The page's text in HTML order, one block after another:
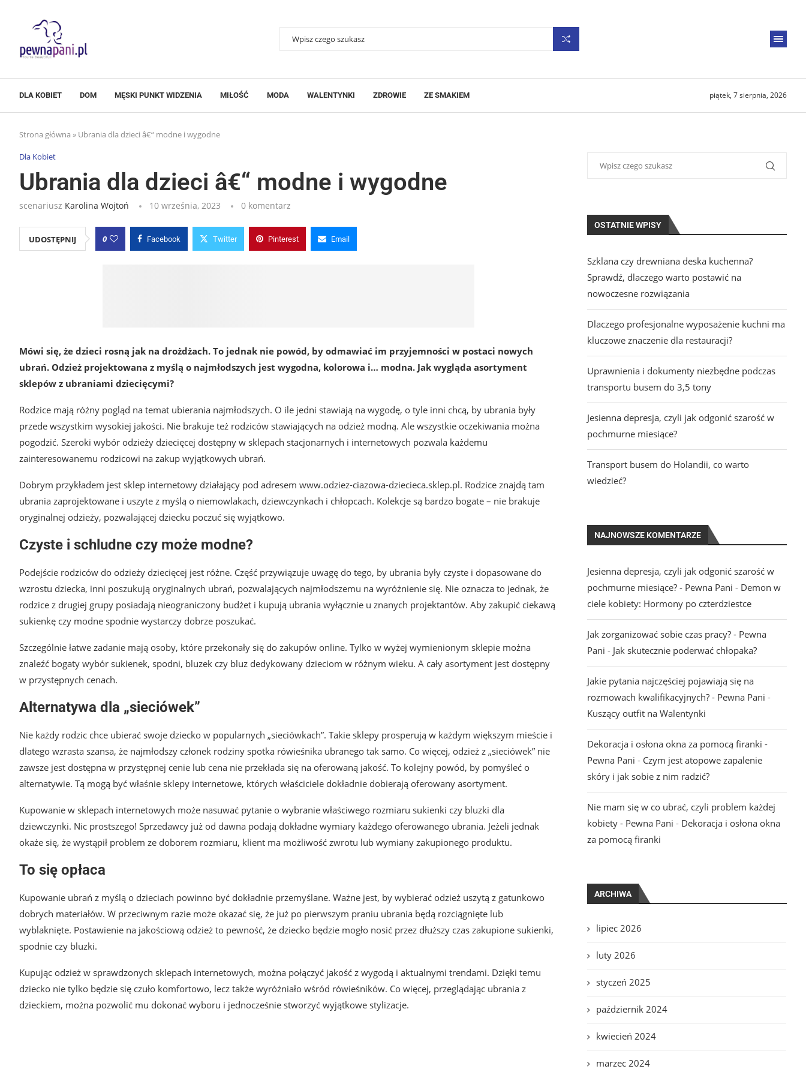
DLA KOBIET DOM MĘSKI PUNKT WIDZENIA MIŁOŚĆ MODA WALENTYNKI ZDROWIE ZE SMAKIEM piątek, 7 sierpnia, 2026
Strona główna » Ubrania dla dzieci â€“ modne i wygodne
Dla Kobiet
Ubrania dla dzieci â€“ modne i wygodne
scenariusz Karolina Wojtoń 10 września, 2023 0 komentarz
UDOSTĘPNIJ 0 Facebook Twitter Pinterest Email
Mówi się, że dzieci rosną jak na drożdżach. To jednak nie powód, by odmawiać im przyjemności w postaci nowych
ubrań. Odzież projektowana z myślą o najmłodszych jest wygodna, kolorowa i… modna. Jak wygląda asortyment
sklepów z ubraniami dziecięcymi?
Rodzice mają różny pogląd na temat ubierania najmłodszych. O ile jedni stawiają na wygodę, o tyle inni chcą, by ubrania były
przede wszystkim wysokiej jakości. Nie brakuje też rodziców stawiających na odzież modną. Ale wszystkie oczekiwania można
pogodzić. Szeroki wybór odzieży dziecięcej dostępny w sklepach stacjonarnych i internetowych pozwala każdemu
zainteresowanemu rodzicowi na zakup wyjątkowych ubrań.
Dobrym przykładem jest sklep internetowy działający pod adresem www.odziez-ciazowa-dziecieca.sklep.pl. Rodzice znajdą tam
ubrania zaprojektowane i uszyte z myślą o niemowlakach, dziewczynkach i chłopcach. Kolekcje są bardzo bogate – nie brakuje
oryginalnej odzieży, pozwalającej dziecku poczuć się wyjątkowo.
Czyste i schludne czy może modne?
Podejście rodziców do odzieży dziecięcej jest różne. Część przywiązuje uwagę do tego, by ubrania były czyste i dopasowane do
wzrostu dziecka, inni poszukują oryginalnych ubrań, pozwalających najmłodszemu na wyróżnienie się. Nie oznacza to jednak, że
rodzice z drugiej grupy posiadają nieograniczony budżet i kupują ubrania wyłącznie u znanych projektantów. Aby zakupić ciekawą
sukienkę czy modne spodnie wystarczy dobrze poszukać.
Szczególnie łatwe zadanie mają osoby, które przekonały się do zakupów online. Tylko w wyżej wymienionym sklepie można
znaleźć bogaty wybór sukienek, spodni, bluzek czy bluz dedykowany dzieciom w różnym wieku. A cały asortyment jest dostępny
w przystępnych cenach.
Alternatywa dla „sieciówek”
Nie każdy rodzic chce ubierać swoje dziecko w popularnych „sieciówkach”. Takie sklepy prosperują w każdym większym mieście i
dlatego wzrasta szansa, że najmłodszy członek rodziny spotka rówieśnika ubranego tak samo. Co więcej, odzież z „sieciówek” nie
zawsze jest dostępna w przystępnej cenie lub cena nie przekłada się na oferowaną jakość. To kolejny powód, by pomyśleć o
alternatywie. Tą mogą być właśnie sklepy internetowe, których właściciele dokładnie dobierają oferowany asortyment.
Kupowanie w sklepach internetowych może nasuwać pytanie o wybranie właściwego rozmiaru sukienki czy bluzki dla
dziewczynki. Nic prostszego! Sprzedawcy już od dawna podają dokładne wymiary każdego oferowanego ubrania. Jeżeli jednak
okaże się, że wystąpił problem ze doborem rozmiaru, klient ma możliwość zwrotu lub wymiany zakupionego produktu.
To się opłaca
Kupowanie ubrań z myślą o dzieciach powinno być dokładnie przemyślane. Ważne jest, by wybierać odzież uszytą z gatunkowo
dobrych materiałów. W przeciwnym razie może okazać się, że już po pierwszym praniu ubrania będą rozciągnięte lub
wyblaknięte. Postawienie na jakościową odzież to pewność, że dziecko będzie mogło nosić przez dłuższy czas zakupione sukienki,
spodnie czy bluzki.
Kupując odzież w sprawdzonych sklepach internetowych, można połączyć jakość z wygodą i aktualnymi trendami. Dzięki temu
dziecko nie tylko będzie się czuło komfortowo, lecz także wyróżniało wśród rówieśników. Co więcej, przeglądając ubrania z
dzieckiem, można pozwolić mu dokonać wyboru i jednocześnie stworzyć wyjątkowe stylizacje.
OSTATNIE WPISY
Szklana czy drewniana deska kuchenna?
Sprawdź, dlaczego warto postawić na
nowoczesne rozwiązania
Dlaczego profesjonalne wyposażenie kuchni ma
kluczowe znaczenie dla restauracji?
Uprawnienia i dokumenty niezbędne podczas
transportu busem do 3,5 tony
Jesienna depresja, czyli jak odgonić szarość w
pochmurne miesiące?
Transport busem do Holandii, co warto
wiedzieć?
NAJNOWSZE KOMENTARZE
Jesienna depresja, czyli jak odgonić szarość w
pochmurne miesiące? - Pewna Pani - Demon w
ciele kobiety: Hormony po czterdziestce
Jak zorganizować sobie czas pracy? - Pewna
Pani - Jak skutecznie poderwać chłopaka?
Jakie pytania najczęściej pojawiają się na
rozmowach kwalifikacyjnych? - Pewna Pani -
Kuszący outfit na Walentynki
Dekoracja i osłona okna za pomocą firanki -
Pewna Pani - Czym jest atopowe zapalenie
skóry i jak sobie z nim radzić?
Nie mam się w co ubrać, czyli problem każdej
kobiety - Pewna Pani - Dekoracja i osłona okna
za pomocą firanki
ARCHIWA
lipiec 2026
luty 2026
styczeń 2025
październik 2024
kwiecień 2024
marzec 2024